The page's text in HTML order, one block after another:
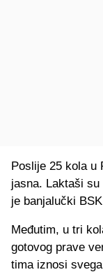
Poslije 25 kola u
jasna. Laktaši
je banjalučki
Međutim, u tri
gotovog prave
tima iznosi